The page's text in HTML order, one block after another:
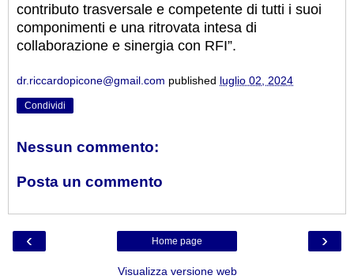
contributo trasversale e competente di tutti i suoi
componimenti e una ritrovata intesa di
collaborazione e sinergia con RFI”.
dr.riccardopicone@gmail.com published luglio 02, 2024
Condividi
Nessun commento:
Posta un commento
‹ ›
Home page
Visualizza versione web